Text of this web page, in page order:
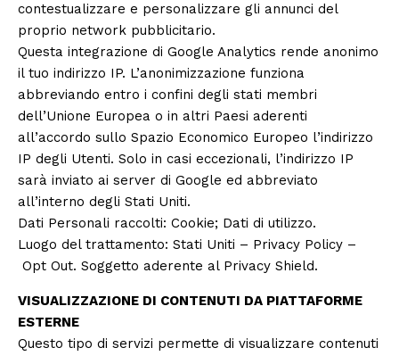
contestualizzare e personalizzare gli annunci del
proprio network pubblicitario.
Questa integrazione di Google Analytics rende anonimo
il tuo indirizzo IP. L’anonimizzazione funziona
abbreviando entro i confini degli stati membri
dell’Unione Europea o in altri Paesi aderenti
all’accordo sullo Spazio Economico Europeo l’indirizzo
IP degli Utenti. Solo in casi eccezionali, l’indirizzo IP
sarà inviato ai server di Google ed abbreviato
all’interno degli Stati Uniti.
Dati Personali raccolti: Cookie; Dati di utilizzo.
Luogo del trattamento: Stati Uniti – Privacy Policy –
Opt Out. Soggetto aderente al Privacy Shield.
VISUALIZZAZIONE DI CONTENUTI DA PIATTAFORME
ESTERNE
Questo tipo di servizi permette di visualizzare contenuti